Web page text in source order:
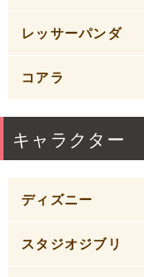
レッサーパンダ
コアラ
キャラクター
ディズニー
スタジオジブリ